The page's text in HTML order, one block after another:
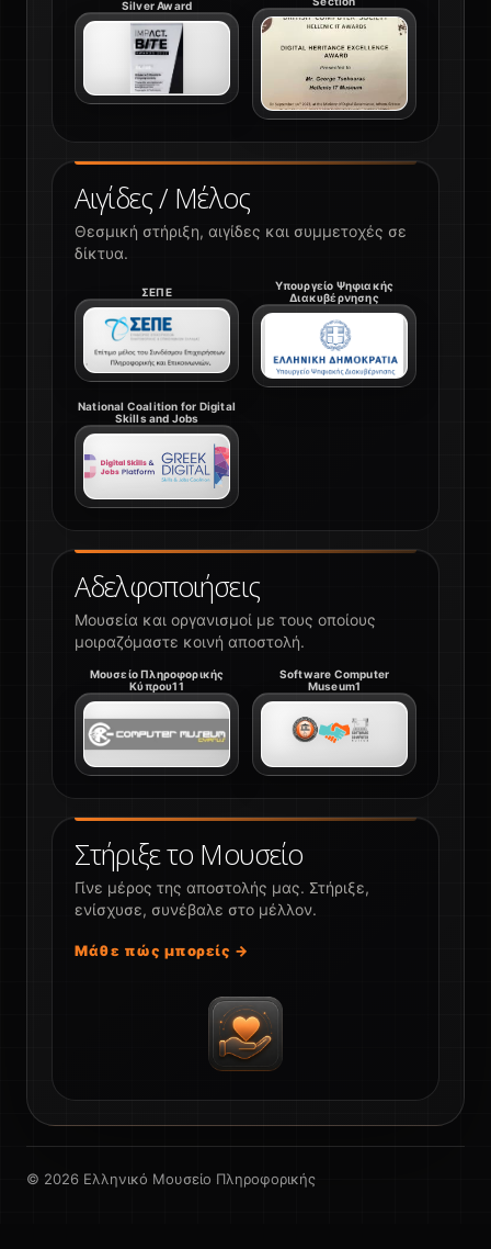
Αδελφοποιήσεις
Μουσεία και οργανισμοί με τους οποίους
μοιραζόμαστε κοινή αποστολή.
Μουσείο Πληροφορικής
Κύπρου11
Software Computer
Museum1
Αιγίδες / Μέλος
Θεσμική στήριξη, αιγίδες και συμμετοχές σε
δίκτυα.
ΣΕΠΕ
Υπουργείο Ψηφιακής
Διακυβέρνησης
National Coalition for Digital
Skills and Jobs
Silver Award
Στήριξε το Μουσείο
Γίνε μέρος της αποστολής μας. Στήριξε,
ενίσχυσε, συνέβαλε στο μέλλον.
Μάθε πώς μπορείς →
© 2026 Ελληνικό Μουσείο Πληροφορικής